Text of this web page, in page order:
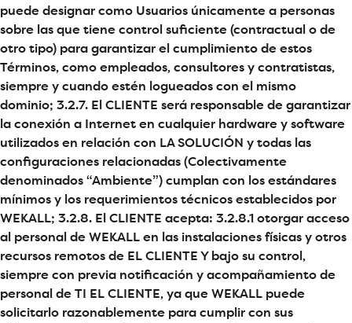
puede designar como Usuarios únicamente a personas
sobre las que tiene control suficiente (contractual o de
otro tipo) para garantizar el cumplimiento de estos
Términos, como empleados, consultores y contratistas,
siempre y cuando estén logueados con el mismo
dominio; 3.2.7. El CLIENTE será responsable de garantizar
la conexión a Internet en cualquier hardware y software
utilizados en relación con LA SOLUCIÓN y todas las
configuraciones relacionadas (Colectivamente
denominados “Ambiente”) cumplan con los estándares
mínimos y los requerimientos técnicos establecidos por
WEKALL; 3.2.8. El CLIENTE acepta: 3.2.8.1 otorgar acceso
al personal de WEKALL en las instalaciones físicas y otros
recursos remotos de EL CLIENTE Y bajo su control,
siempre con previa notificación y acompañamiento de
personal de TI EL CLIENTE, ya que WEKALL puede
solicitarlo razonablemente para cumplir con sus